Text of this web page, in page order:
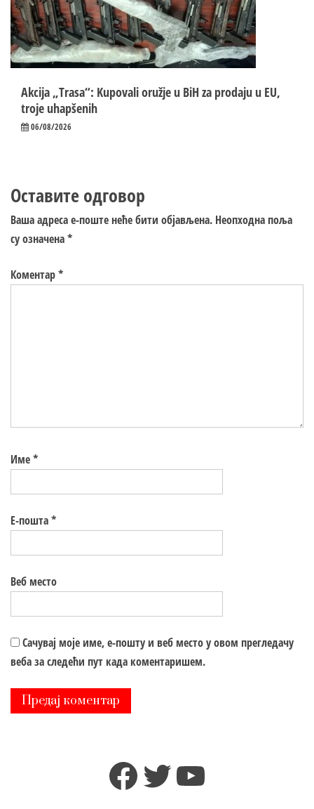
Akcija „Trasa“: Kupovali oružje u BiH za prodaju u EU,
troje uhapšenih
06/08/2026
Оставите одговор
Ваша адреса е-поште неће бити објављена. Неопходна поља
су означена*
Коментар*
Име*
Е-пошта*
Веб место
Сачувај моје име, е-пошту и веб место у овом прегледачу
веба за следећи пут када коментаришем.
Facebook
TwitterYouTube